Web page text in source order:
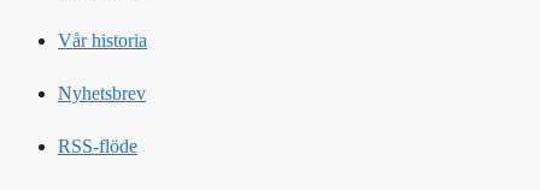
Vår historia
Nyhetsbrev
RSS-flöde